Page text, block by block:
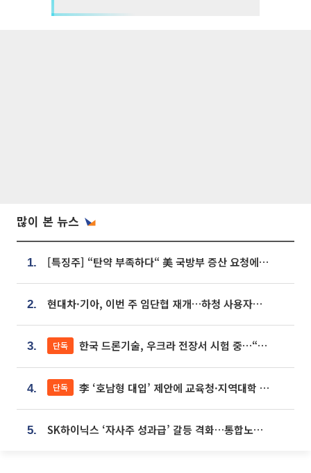
많이 본 뉴스
1. [특징주] “탄약 부족하다“ 美 국방부 증산 요청에⋯국내 방산주 급등세
2. 현대차·기아, 이번 주 임단협 재개…하청 사용자성 재심도 ‘변수’
3. 단독 한국 드론기술, 우크라 전장서 시험 중…“스타트업 여러 곳 참여”
4. 단독 李 ‘호남형 대입’ 제안에 교육청·지역대학 서·논술형 입시 연계 '착수'
5. SK하이닉스 ‘자사주 성과급’ 갈등 격화…통합노조 출범 움직임